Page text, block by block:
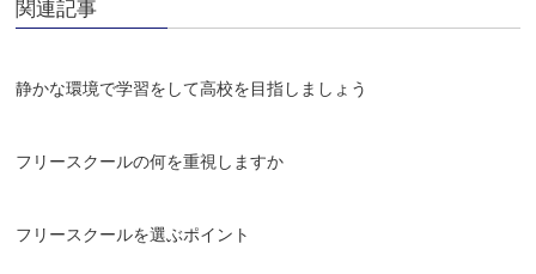
関連記事
静かな環境で学習をして高校を目指しましょう
フリースクールの何を重視しますか
フリースクールを選ぶポイント